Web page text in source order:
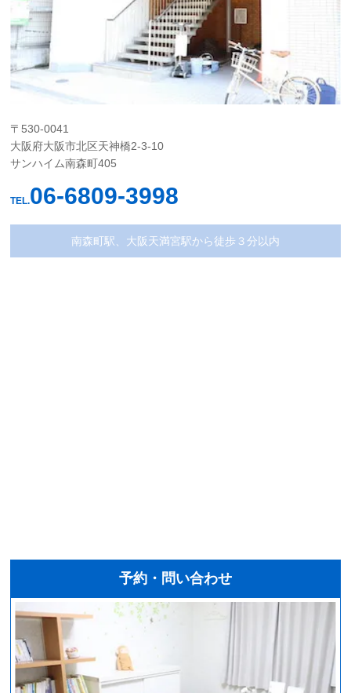
〒530-0041
大阪府大阪市北区天神橋2-3-10
サンハイム南森町405
TEL.06-6809-3998
南森町駅、大阪天満宮駅から徒歩３分以内
予約・問い合わせ